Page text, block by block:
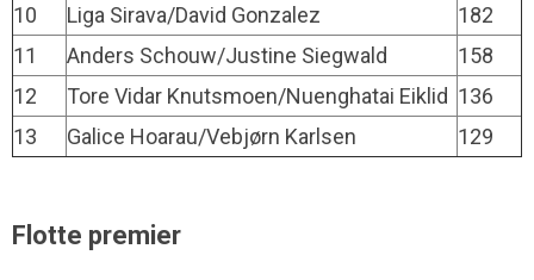
10
Liga Sirava/David Gonzalez
182
11
Anders Schouw/Justine Siegwald
158
12
Tore Vidar Knutsmoen/Nuenghatai Eiklid 136
13
Galice Hoarau/Vebjørn Karlsen 129
Flotte premier